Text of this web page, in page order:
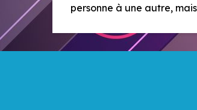
personne à une autre,